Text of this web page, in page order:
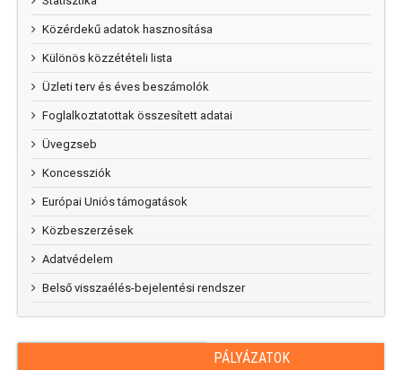
Közérdekű adatok hasznosítása
Különös közzétételi lista
Üzleti terv és éves beszámolók
Foglalkoztatottak összesített adatai
Üvegzseb
Koncessziók
Európai Uniós támogatások
Közbeszerzések
Adatvédelem
Belső visszaélés-bejelentési rendszer
PÁLYÁZATOK